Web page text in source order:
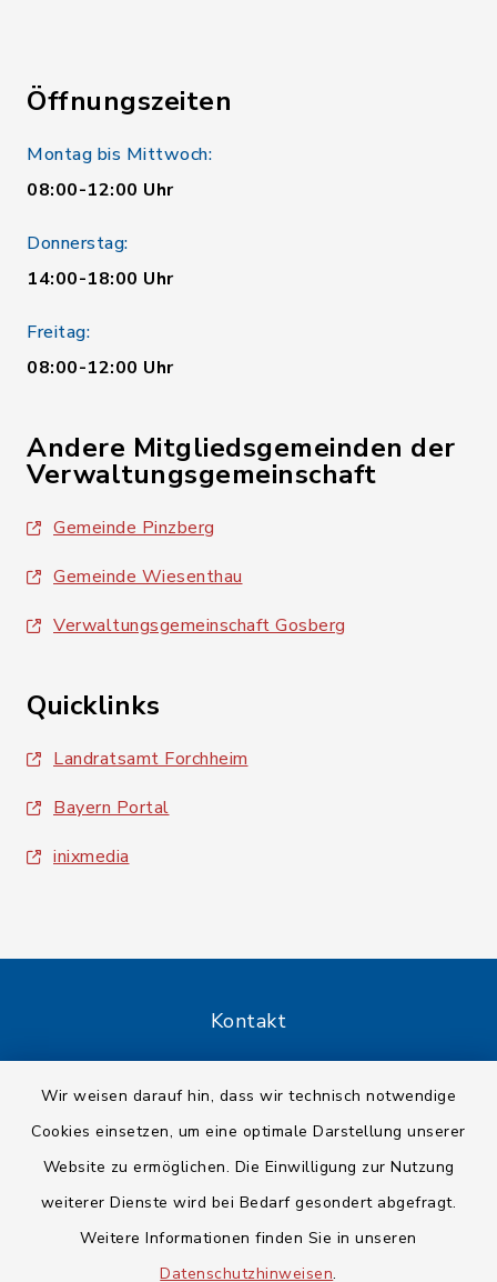
Wir weisen darauf hin, dass wir technisch notwendige
Cookies einsetzen, um eine optimale Darstellung unserer
Website zu ermöglichen. Die Einwilligung zur Nutzung
weiterer Dienste wird bei Bedarf gesondert abgefragt.
Weitere Informationen finden Sie in unseren
Datenschutzhinweisen.
Öffnungszeiten
Montag bis Mittwoch:
08:00-12:00 Uhr
Donnerstag:
14:00-18:00 Uhr
Freitag:
08:00-12:00 Uhr
Andere Mitgliedsgemeinden der
Verwaltungsgemeinschaft
Gemeinde Pinzberg
Gemeinde Wiesenthau
Verwaltungsgemeinschaft Gosberg
Quicklinks
Landratsamt Forchheim
Bayern Portal
inixmedia
Kontakt
Datenschutz
Impressum
Sitemap